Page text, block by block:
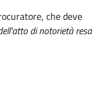
che deve
di notorietà resa